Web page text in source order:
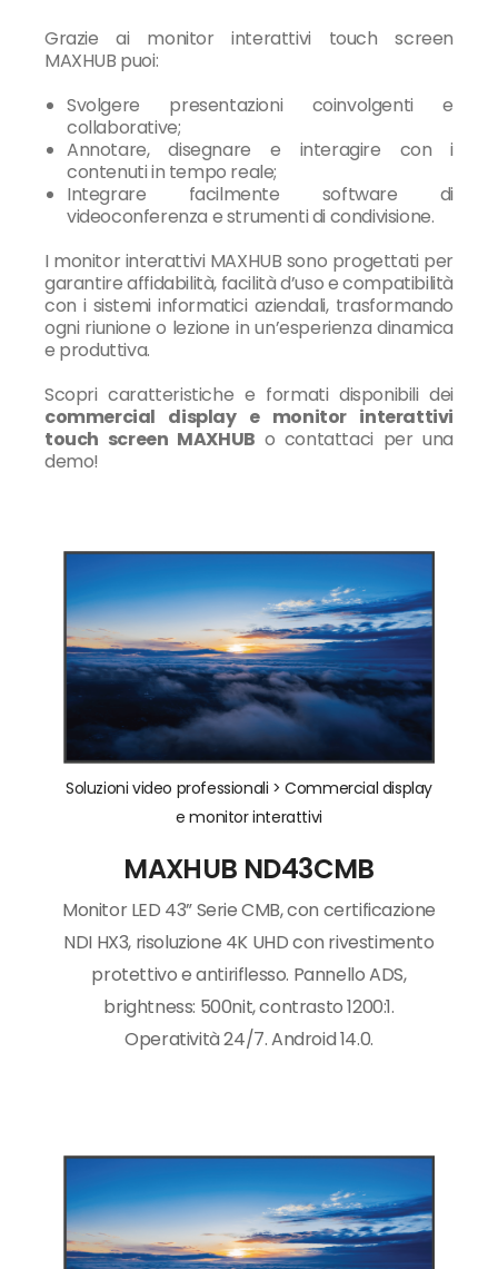
Grazie ai monitor interattivi touch screen
MAXHUB puoi:
Svolgere presentazioni coinvolgenti e
collaborative;
Annotare, disegnare e interagire con i
contenuti in tempo reale;
Integrare facilmente software di
videoconferenza e strumenti di condivisione.
I monitor interattivi MAXHUB sono progettati per
garantire affidabilità, facilità d’uso e compatibilità
con i sistemi informatici aziendali, trasformando
ogni riunione o lezione in un’esperienza dinamica
e produttiva.
Scopri caratteristiche e formati disponibili dei
commercial display e monitor interattivi
touch screen MAXHUB o contattaci per una
demo!
Soluzioni video professionali >Commercial display
e monitor interattivi
MAXHUB ND43CMB
Monitor LED 43” Serie CMB, con certificazione
NDI HX3, risoluzione 4K UHD con rivestimento
protettivo e antiriflesso. Pannello ADS,
brightness: 500nit, contrasto 1200:1.
Operatività 24/7. Android 14.0.